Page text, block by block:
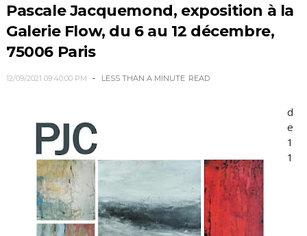
Pascale Jacquemond, exposition à la
Galerie Flow, du 6 au 12 décembre,
75006 Paris
12/09/2021 09:40:00 PM LESS THAN A MINUTE READ
d
e
1
1